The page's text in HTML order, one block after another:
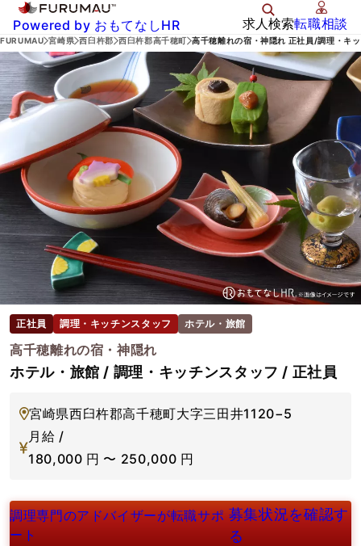
Powered by おもてなしHR 求人検索転職相談
FURUMAU 宮崎県 西臼杵郡 西臼杵郡高千穂町 高千穂離れの宿・神隠れ 正社員/調理・キ
正社員 調理・キッチンスタッフ ホテル・旅館
高千穂離れの宿・神隠れ
ホテル・旅館 / 調理・キッチンスタッフ / 正社員
宮崎県西臼杵郡高千穂町大字三田井1120−5
月給 /
180,000 円 〜 250,000 円
調理専門のアドバイザーが転職サポ
ート
募集状況を確認す
る